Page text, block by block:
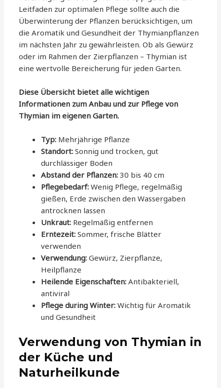
Leitfaden zur optimalen Pflege sollte auch die
Überwinterung der Pflanzen berücksichtigen, um
die Aromatik und Gesundheit der Thymianpflanzen
im nächsten Jahr zu gewährleisten. Ob als Gewürz
oder im Rahmen der Zierpflanzen – Thymian ist
eine wertvolle Bereicherung für jeden Garten.
Diese Übersicht bietet alle wichtigen
Informationen zum Anbau und zur Pflege von
Thymian im eigenen Garten.
Typ: Mehrjährige Pflanze
Standort: Sonnig und trocken, gut
durchlässiger Boden
Abstand der Pflanzen: 30 bis 40 cm
Pflegebedarf: Wenig Pflege, regelmäßig
gießen, Erde zwischen den Wassergaben
antrocknen lassen
Unkraut: Regelmäßig entfernen
Erntezeit: Sommer, frische Blätter
verwenden
Verwendung: Gewürz, Zierpflanze,
Heilpflanze
Heilende Eigenschaften: Antibakteriell,
antiviral
Pflege during Winter: Wichtig für Aromatik
und Gesundheit
Verwendung von Thymian in
der Küche und
Naturheilkunde